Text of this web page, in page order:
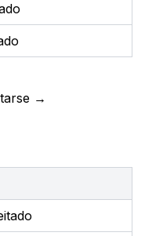
→